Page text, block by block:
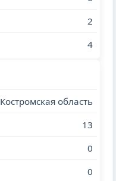
2
4
Костромская область
13
0
0